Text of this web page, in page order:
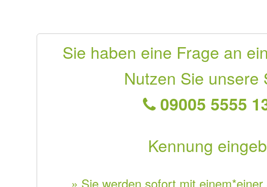
Sie haben eine Frage an
Nutzen Sie unsere
09005 5555
Kennung
» Sie werden sofort mit